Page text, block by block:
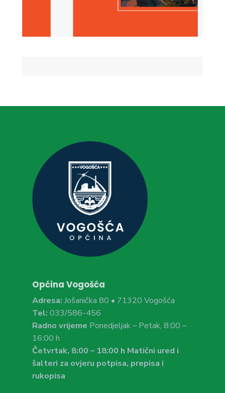
Općina Vogošća
Adresa: Jošanička 80 • 71320 Vogošća
Tel: 033/586-456
Radno vrijeme Ponedjeljak – Petak, 8:00 –
16:00 h
Četvrtak, 8:00 – 18:00 h Matični ured i
šalteri za ovjeru potpisa, prepisa i
rukopisa